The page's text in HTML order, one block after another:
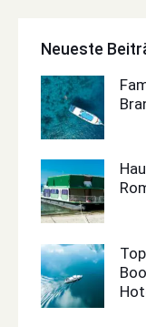
Neueste